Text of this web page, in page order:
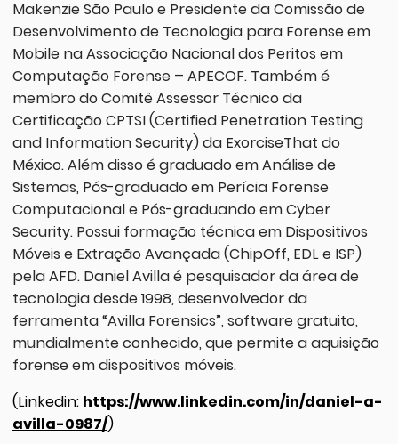
Makenzie São Paulo e Presidente da Comissão de
Desenvolvimento de Tecnologia para Forense em
Mobile na Associação Nacional dos Peritos em
Computação Forense – APECOF. Também é
membro do Comitê Assessor Técnico da
Certificação CPTSI (Certified Penetration Testing
and Information Security) da ExorciseThat do
México. Além disso é graduado em Análise de
Sistemas, Pós-graduado em Perícia Forense
Computacional e Pós-graduando em Cyber
Security. Possui formação técnica em Dispositivos
Móveis e Extração Avançada (ChipOff, EDL e ISP)
pela AFD. Daniel Avilla é pesquisador da área de
tecnologia desde 1998, desenvolvedor da
ferramenta “Avilla Forensics”, software gratuito,
mundialmente conhecido, que permite a aquisição
forense em dispositivos móveis.
(Linkedin: https://www.linkedin.com/in/daniel-a-
avilla-0987/)